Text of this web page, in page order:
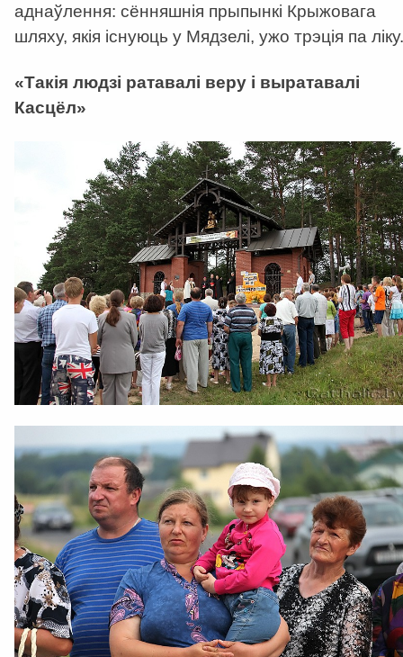
аднаўлення: сённяшнія прыпынкі Крыжовага
шляху, якія існуюць у Мядзелі, ужо трэція па ліку.
«Такія людзі ратавалі веру і выратавалі
Касцёл»